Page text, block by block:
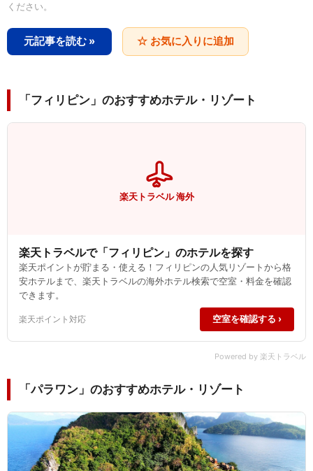
ください。
元記事を読む » ☆ お気に入りに追加
「フィリピン」のおすすめホテル・リゾート
楽天トラベル 海外
楽天トラベルで「フィリピン」のホテルを探す
楽天ポイントが貯まる・使える！フィリピンの人気リゾートから格
安ホテルまで、楽天トラベルの海外ホテル検索で空室・料金を確認
できます。
楽天ポイント対応 空室を確認する ›
Powered by 楽天トラベル
「パラワン」のおすすめホテル・リゾート